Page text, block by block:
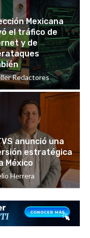
Mexicana
el tráfico de
y de
Redactores
anunció una
estratégica
México
Herrera